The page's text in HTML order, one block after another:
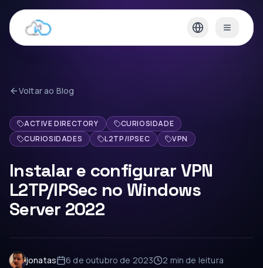
Voltar ao Blog
ACTIVE DIRECTORY
CURIOSIDADE
CURIOSIDADES
L2TP/IPSEC VPN
Instalar e configurar VPN
L2TP/IPSec no Windows
Server 2022
jonatas 6 de outubro de 2023 2 min de leitura